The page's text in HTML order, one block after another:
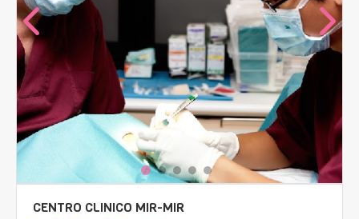
CENTRO CLINICO MIR-MIR